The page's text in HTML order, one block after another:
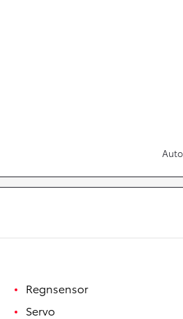
Regnsensor
Servo